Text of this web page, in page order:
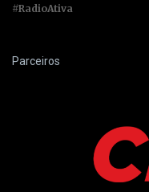
#RadioAtiva
Parceiros